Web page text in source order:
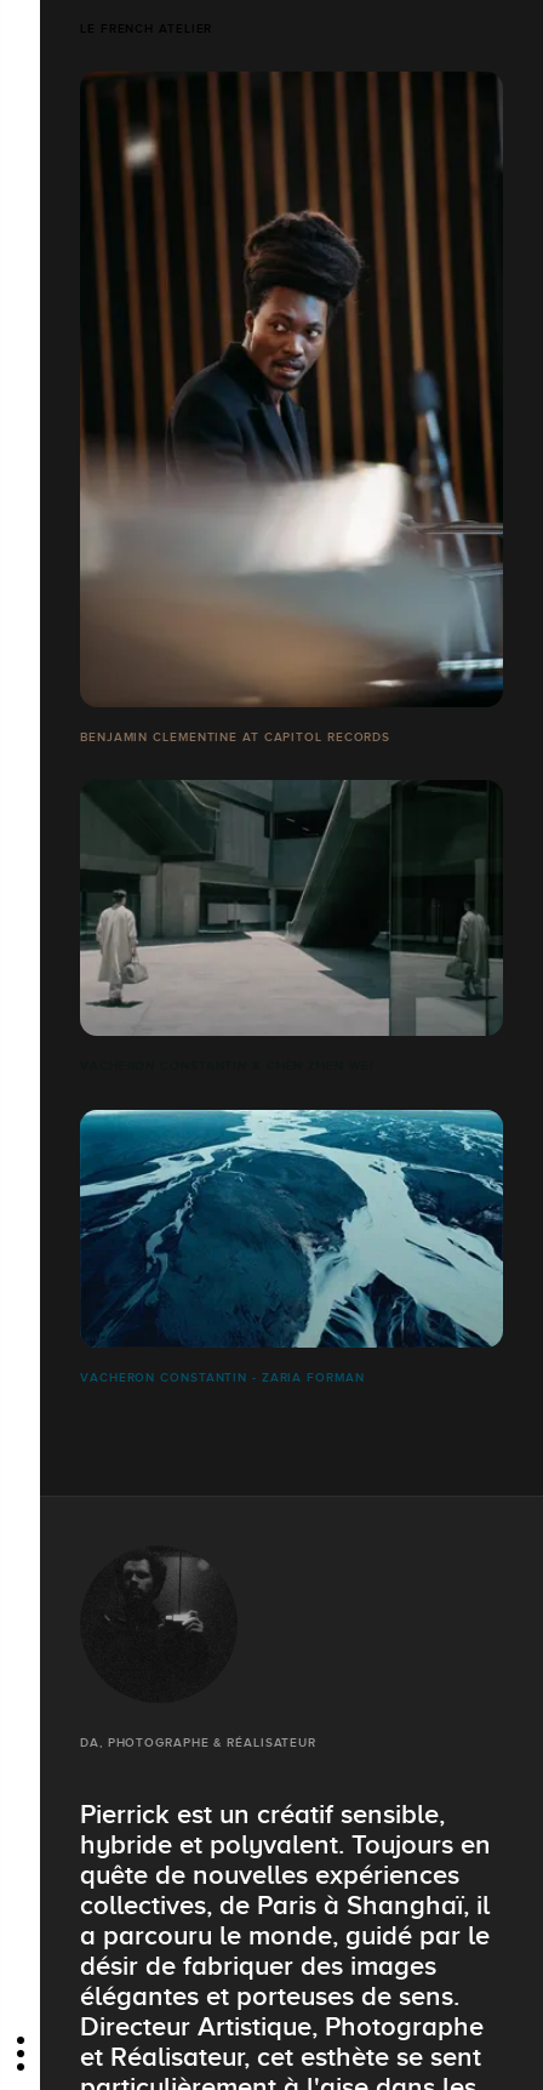
LE FRENCH ATELIER
BENJAMIN CLEMENTINE AT CAPITOL RECORDS
VACHERON CONSTANTIN - ZARIA FORMAN
DA, PHOTOGRAPHE & RÉALISATEUR
Pierrick est un créatif sensible,
hybride et polyvalent. Toujours en
quête de nouvelles expériences
collectives, de Paris à Shanghaï, il
a parcouru le monde, guidé par le
désir de fabriquer des images
élégantes et porteuses de sens.
Directeur Artistique, Photographe
et Réalisateur, cet esthète se sent